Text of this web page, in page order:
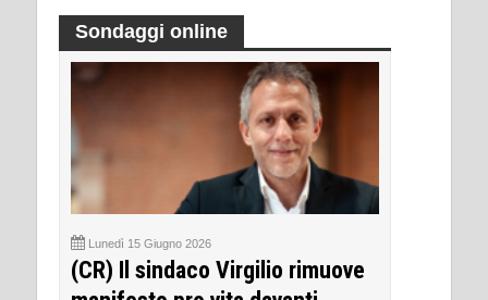
Sondaggi online
Lunedì 15 Giugno 2026
(CR) Il sindaco Virgilio rimuove